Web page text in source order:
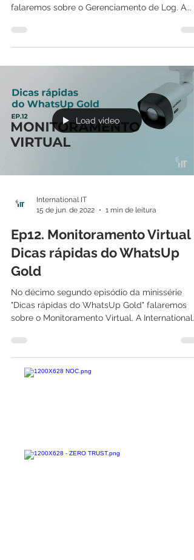
falaremos sobre o Gerenciamento de Log. A...
Load video
International IT
15 de jun. de 2022
1 min de leitura
Ep12. Monitoramento Virtual -
Dicas rápidas do WhatsUp
Gold
No décimo segundo episódio da minissérie
"Dicas rápidas do WhatsUp Gold" falaremos
sobre o Monitoramento Virtual. A International